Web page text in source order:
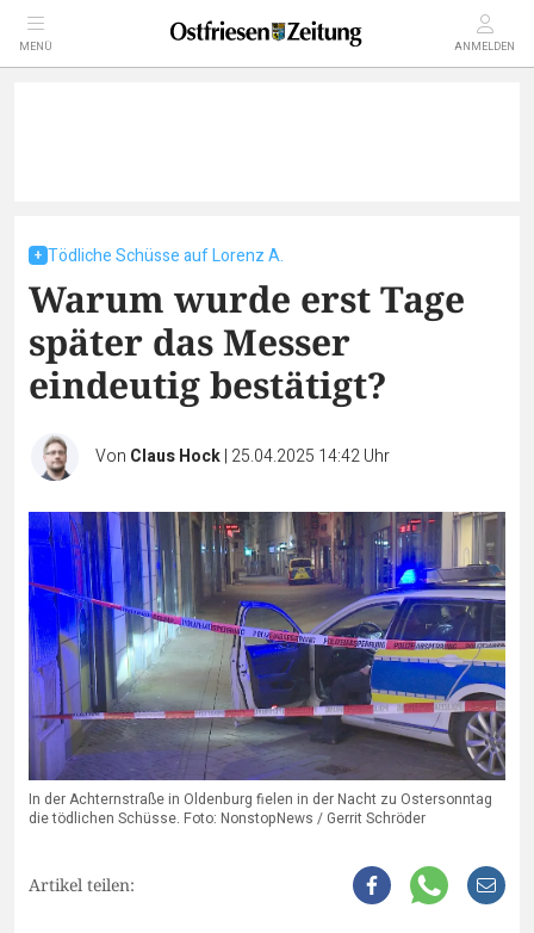
MENÜ ANMELDEN
Tödliche Schüsse auf Lorenz A.
Warum wurde erst Tage
später das Messer
eindeutig bestätigt?
Von Claus Hock| 25.04.2025 14:42 Uhr
In der Achternstraße in Oldenburg fielen in der Nacht zu Ostersonntag
die tödlichen Schüsse. Foto: NonstopNews / Gerrit Schröder
Artikel teilen: